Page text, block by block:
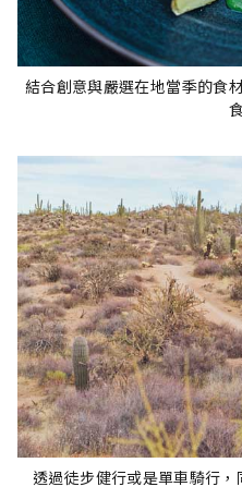
結合創意與嚴選在地當季的食
透過徒步健行或是單車騎行